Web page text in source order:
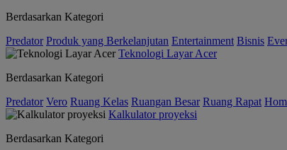
Berdasarkan Kategori
Predator Produk yang Berkelanjutan Entertainment Bisnis
Teknologi Layar Acer
Berdasarkan Kategori
Predator Vero Ruang Kelas Ruangan Besar Ruang Rapat
Kalkulator proyeksi
Berdasarkan Kategori